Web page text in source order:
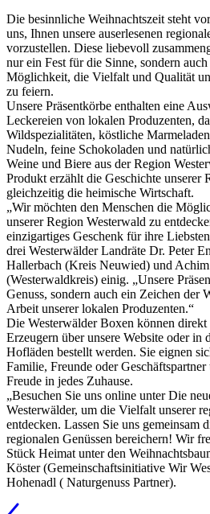
Die besinnliche Weihnachtszeit steht
uns, Ihnen unsere auserlesenen
vorzustellen. Diese liebevoll
nur ein Fest für die Sinne, sondern
Möglichkeit, die Vielfalt und Qualität
zu feiern.
Unsere Präsentkörbe enthalten eine
Leckereien von lokalen Produzenten,
Wildspezialitäten, köstliche
Nudeln, feine Schokoladen und
Weine und Biere aus der Region
Produkt erzählt die Geschichte unserer
gleichzeitig die heimische Wirtschaft.
„Wir möchten den Menschen die
unserer Region Westerwald zu
einzigartiges Geschenk für ihre
drei Westerwälder Landräte Dr. Peter
Hallerbach (Kreis Neuwied) und
(Westerwaldkreis) einig. „Unsere
Genuss, sondern auch ein Zeichen der
Arbeit unserer lokalen Produzenten.“
Die Westerwälder Boxen können direkt
Erzeugern über unsere Website oder in
Hofläden bestellt werden. Sie eignen
Familie, Freunde oder
Freude in jedes Zuhause.
„Besuchen Sie uns online unter Die
Westerwälder, um die Vielfalt unserer
entdecken. Lassen Sie uns gemeinsam
regionalen Genüssen bereichern! Wir
Stück Heimat unter den
Köster (Gemeinschaftsinitiative Wir
Hohenadl ( Naturgenuss Partner).